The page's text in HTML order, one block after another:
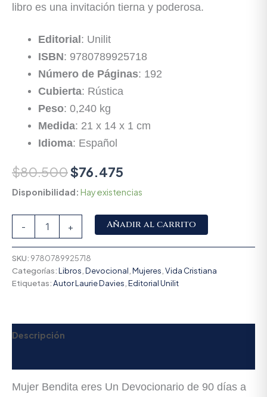
libro es una invitación tierna y poderosa.
Editorial : Unilit
ISBN: 9780789925718
Número de Páginas: 192
Cubierta: Rústica
Peso: 0,240 kg
Medida: 21 x 14 x 1 cm
Idioma: Español
$80.500$76.475
Disponibilidad: Hay existencias
- + Añadir al carrito
SKU: 9780789925718
Categorías:Libros Devocional Mujeres Vida Cristiana
Etiquetas:Autor Laurie Davies Editorial Unilit
Descripción
Mujer Bendita eres Un Devocionario de 90 días a